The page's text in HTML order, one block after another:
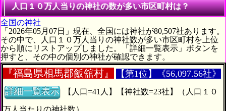
人口１０万人当りの神社の数が多い市区町村は？
全国の神社
「2026年05月07日」現在、全国には神社が80,507社あります。
その中で、人口１０万人当りの神社数が多い市区町村を上位
から順にリストアップしました。「詳細一覧表示」ボタンを
押すと、その中の個別の神社が確認できます。
『福島県相馬郡飯舘村』
【第1位】《56,097.56社》
詳細一覧表示
万人当たりの神社数）